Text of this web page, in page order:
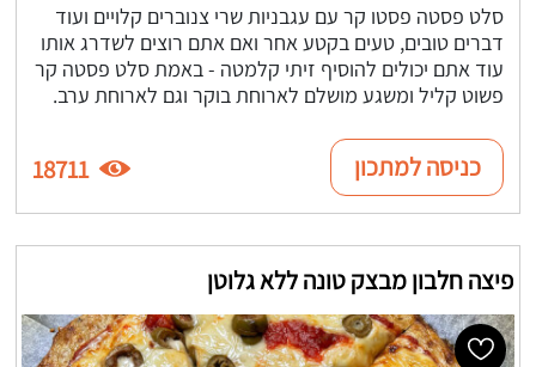
סלט פסטה פסטו קר עם עגבניות שרי צנוברים קלויים ועוד
דברים טובים, טעים בקטע אחר ואם אתם רוצים לשדרג אותו
עוד אתם יכולים להוסיף זיתי קלמטה - באמת סלט פסטה קר
פשוט קליל ומשגע מושלם לארוחת בוקר וגם לארוחת ערב.
כניסה למתכון 18711
פיצה חלבון מבצק טונה ללא גלוטן